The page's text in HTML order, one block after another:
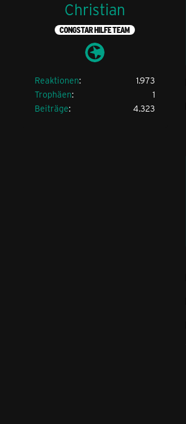
Christian
CONGSTAR HILFE TEAM
Reaktionen
1.973
Trophäen
1
Beiträge
4.323